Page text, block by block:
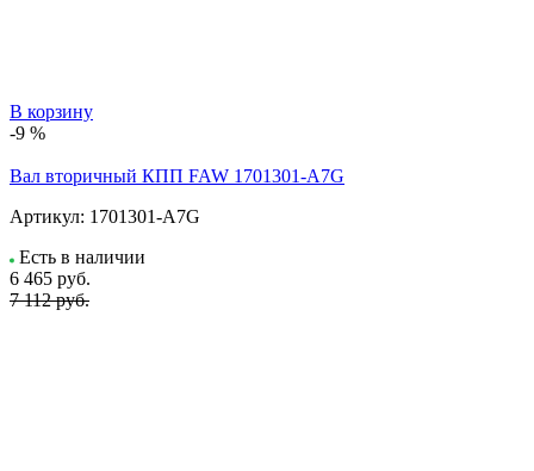
В корзину
-9 %
Вал вторичный КПП FAW 1701301-A7G
Артикул: 1701301-A7G
Есть в наличии
6 465 руб.
7 112 руб.